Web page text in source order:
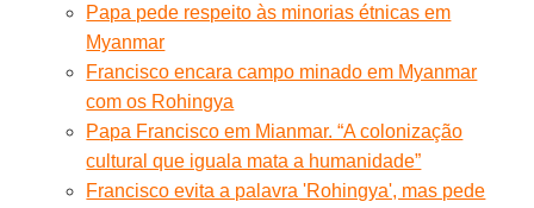
Papa pede respeito às minorias étnicas em
Myanmar
Francisco encara campo minado em Myanmar
com os Rohingya
Papa Francisco em Mianmar. “A colonização
cultural que iguala mata a humanidade”
Francisco evita a palavra 'Rohingya', mas pede